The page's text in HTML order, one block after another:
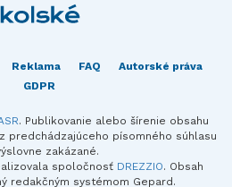
Reklama FAQ
Autorské práva
GDPR
. Publikovanie alebo šírenie obsahu
predchádzajúceho písomného súhlasu
zakázané.
spoločnosť DREZZIO. Obsah
redakčným systémom Gepard.